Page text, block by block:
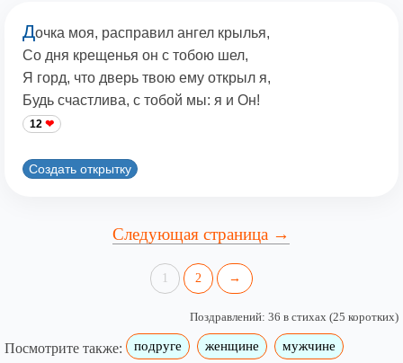
Дочка моя, расправил ангел крылья,
Со дня крещенья он с тобою шел,
Я горд, что дверь твою ему открыл я,
Будь счастлива, с тобой мы: я и Он!
12
Создать открытку
Следующая страница →
1 2 →
Поздравлений: 36 в стихах (25 коротких)
Посмотрите также: подруге женщине мужчине